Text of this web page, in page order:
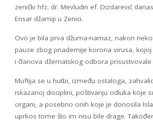
zenički hfz. dr. Mevludin ef. Dizdarević
Ensar džamiji u Zenici.
Ovo je bila prva džuma-namaz, nakon
pauze zbog pnademije korona virusa,
i članova džematskog odbora prisustvovale
Muftija se u hutbi, između ostaloga,
iskazanoj disciplini, poštivanju odluka koje
organi, a posebno onih koje je donosila
uprkos tome što im nisu bile drage.